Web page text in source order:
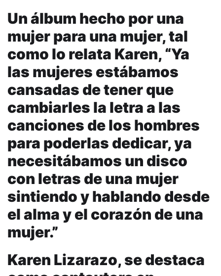
Un álbum hecho por una
mujer para una mujer, tal
como lo relata Karen, “Ya
las mujeres estábamos
cansadas de tener que
cambiarles la letra a las
canciones de los hombres
para poderlas dedicar, ya
necesitábamos un disco
con letras de una mujer
sintiendo y hablando desde
el alma y el corazón de una
mujer.”
Karen Lizarazo, se destaca